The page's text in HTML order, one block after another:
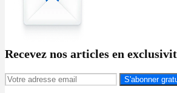
Recevez nos articles en
S'abonner